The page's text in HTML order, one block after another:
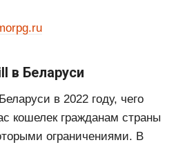
в Беларуси
в 2022 году, чего
кошелек гражданам страны
ограничениями. В